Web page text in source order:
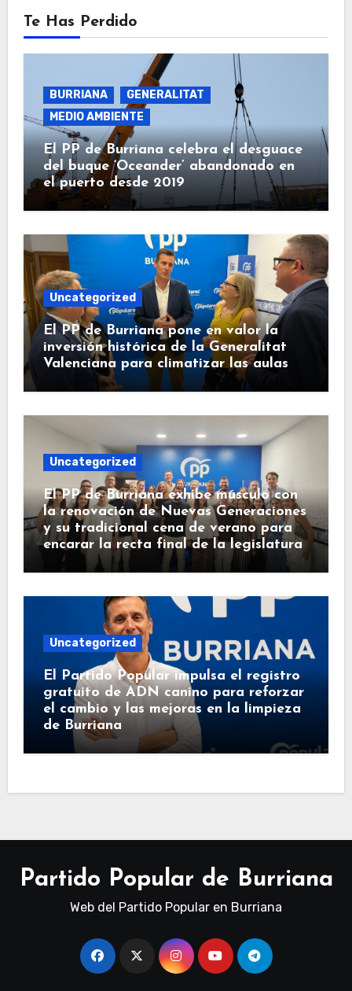
Te Has Perdido
BURRIANA
GENERALITAT
MEDIO AMBIENTE
El PP de Burriana celebra el desguace
del buque ‘Oceander’ abandonado en
el puerto desde 2019
Uncategorized
El PP de Burriana pone en valor la
inversión histórica de la Generalitat
Valenciana para climatizar las aulas
Uncategorized
El PP de Burriana exhibe músculo con
la renovación de Nuevas Generaciones
y su tradicional cena de verano para
encarar la recta final de la legislatura
Uncategorized
El Partido Popular impulsa el registro
gratuito de ADN canino para reforzar
el cambio y las mejoras en la limpieza
de Burriana
Partido Popular de Burriana
Web del Partido Popular en Burriana